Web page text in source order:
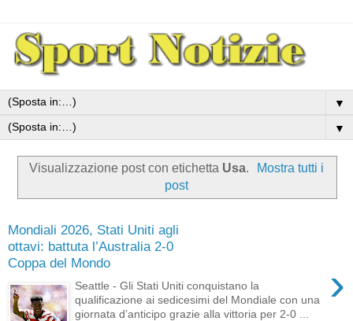
▼
▼
Visualizzazione post con etichetta Usa.
Mostra tutti i
post
Mondiali 2026, Stati Uniti agli
ottavi: battuta l’Australia 2-0
Coppa del Mondo
›
Seattle - Gli Stati Uniti conquistano la
qualificazione ai sedicesimi del Mondiale con una
giornata d’anticipo grazie alla vittoria per 2-0 ...